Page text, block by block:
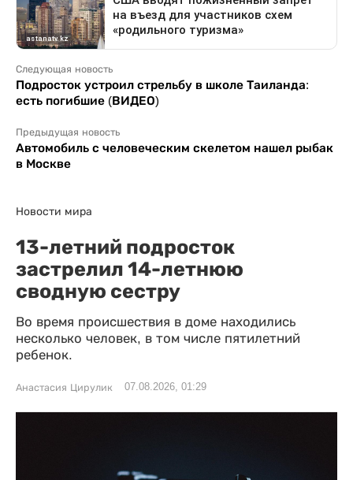
Следующая новость
Подросток устроил стрельбу в школе Таиланда:
есть погибшие (ВИДЕО)
Предыдущая новость
Автомобиль с человеческим скелетом нашел рыбак
в Москве
Новости мира
13-летний подросток
застрелил 14-летнюю
сводную сестру
Во время происшествия в доме находились
несколько человек, в том числе пятилетний
ребенок.
Анастасия Цирулик 07.08.2026, 01:29